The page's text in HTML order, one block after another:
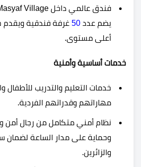
فندق عالمي داخل El Masyaf Village فئة
يضم عدد 50 غرفة فندقية ويقدم
أعلى مستوى.
خدمات أساسية وأمنية
خدمات التعليم والتدريب للأطفال
مهاراتهم وقدراتهم الفردية.
نظام أمني متكامل من رجال أمن
وحماية على مدار الساعة لضمان
والزائرين.